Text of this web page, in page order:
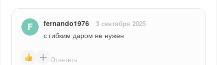
fernando1976 3 сентября 2025
с гибким даром не нужен
Ответить